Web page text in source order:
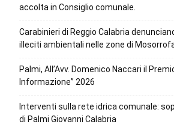
accolta in Consiglio comunale.
Carabinieri di Reggio Calabria
illeciti ambientali nelle zone di
Palmi, All’Avv. Domenico Naccari il
Informazione” 2026
Interventi sulla rete idrica comunale:
di Palmi Giovanni Calabria